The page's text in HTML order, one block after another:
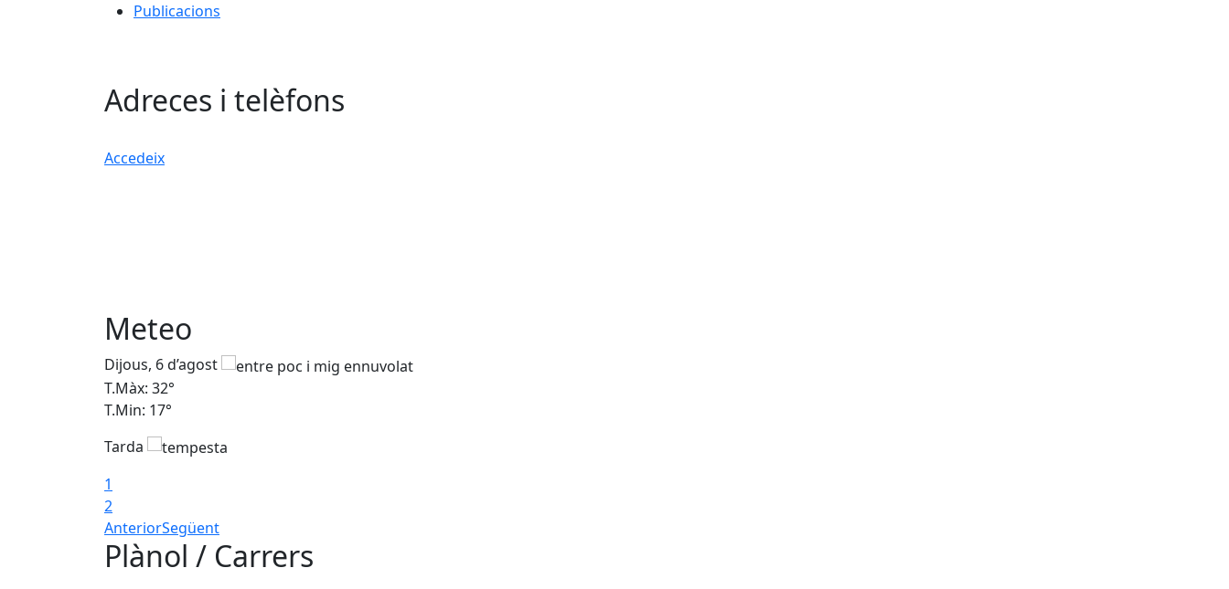
Publicacions
Adreces i telèfons
Accedeix
Meteo
Dijous, 6 d’agost
T.Màx: 32°
T.Min: 17°
Tarda
1
2
AnteriorSegüent
Plànol / Carrers